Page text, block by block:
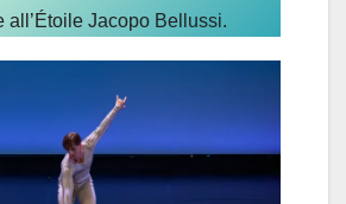
all’Étoile Jacopo Bellussi.